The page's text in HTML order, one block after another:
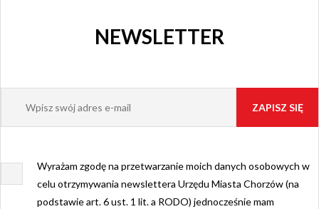
NEWSLETTER
Wyrażam zgodę na przetwarzanie moich danych osobowych w
celu otrzymywania newslettera Urzędu Miasta Chorzów (na
podstawie art. 6 ust. 1 lit. a RODO) jednocześnie mam